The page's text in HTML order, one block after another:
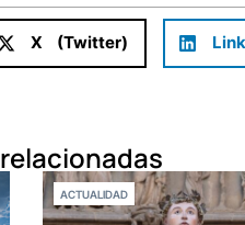
X (Twitter)
ACTUALIDAD